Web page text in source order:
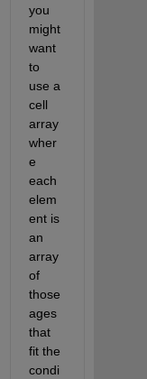
you
might
want
to
use a
cell
array
wher
e
each
elem
ent is
an
array
of
those
ages
that
fit the
condi